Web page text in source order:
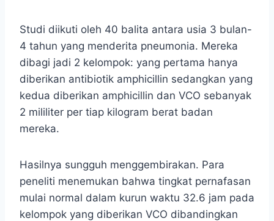
Studi diikuti oleh 40 balita antara usia 3 bulan-
4 tahun yang menderita pneumonia. Mereka
dibagi jadi 2 kelompok: yang pertama hanya
diberikan antibiotik amphicillin sedangkan yang
kedua diberikan amphicillin dan VCO sebanyak
2 mililiter per tiap kilogram berat badan
mereka.
Hasilnya sungguh menggembirakan. Para
peneliti menemukan bahwa tingkat pernafasan
mulai normal dalam kurun waktu 32.6 jam pada
kelompok yang diberikan VCO dibandingkan